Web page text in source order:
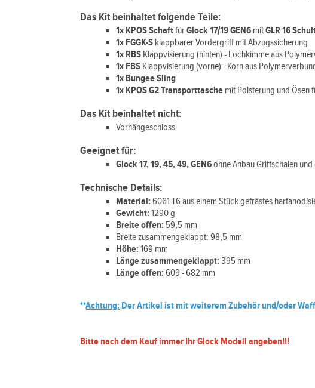
Das Kit beinhaltet folgende Teile:
1x KPOS SchaftfürGlock 17/19 GEN6 mitGLR 16
1x FGGK-S klappbarer Vordergriff mit Abzugssicherung
1x RBS Klappvisierung (hinten) - Lochkimme aus
1x FBS Klappvisierung (vorne) - Korn aus
1x Bungee Sling
1x KPOS G2 Transporttasche mit Polsterung und Ösen
Das Kit beinhaltet nicht:
Vorhängeschloss
Geeignet für:
Glock17, 19, 45, 49, GEN6ohne Anbau Griffschalen und
Technische Details:
Material: 6061 T6 aus einem Stück gefrästes
Gewicht:1290 g
Breite offen: 59,5 mm
Breite zusammengeklappt: 98,5 mm
Höhe: 169 mm
Länge zusammengeklappt: 395 mm
Länge offen: 609 - 682 mm
**Achtung: Der Artikel ist mit weiterem Zubehör und/oder
Bitte nach dem Kauf immer Ihr Glock Modell angeben!!!